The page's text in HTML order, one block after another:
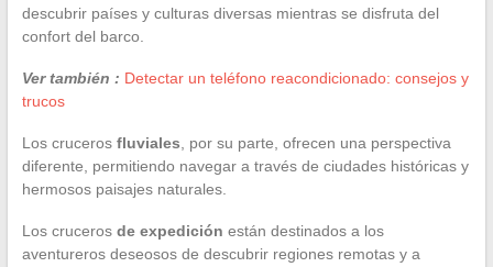
descubrir países y culturas diversas mientras se disfruta del
confort del barco.
Ver también : Detectar un teléfono reacondicionado: consejos y
trucos
Los cruceros fluviales , por su parte, ofrecen una perspectiva
diferente, permitiendo navegar a través de ciudades históricas y
hermosos paisajes naturales.
Los cruceros de expedición están destinados a los
aventureros deseosos de descubrir regiones remotas y a